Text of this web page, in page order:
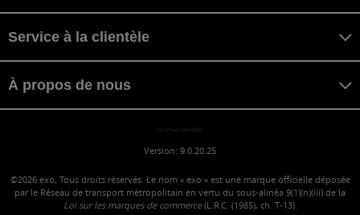
Service à la clientèle
À propos de nous
maniwa MANIWA
Version: 9.0.20.25
©2026 exo, Tous droits réservés. Le nom « exo » est une marque officielle déposée
par le Réseau de transport métropolitain en vertu du sous-alinéa 9(1)(n)(iii) de la
Loi sur les marques de commerce(L.R.C. (1985), ch. T-13).